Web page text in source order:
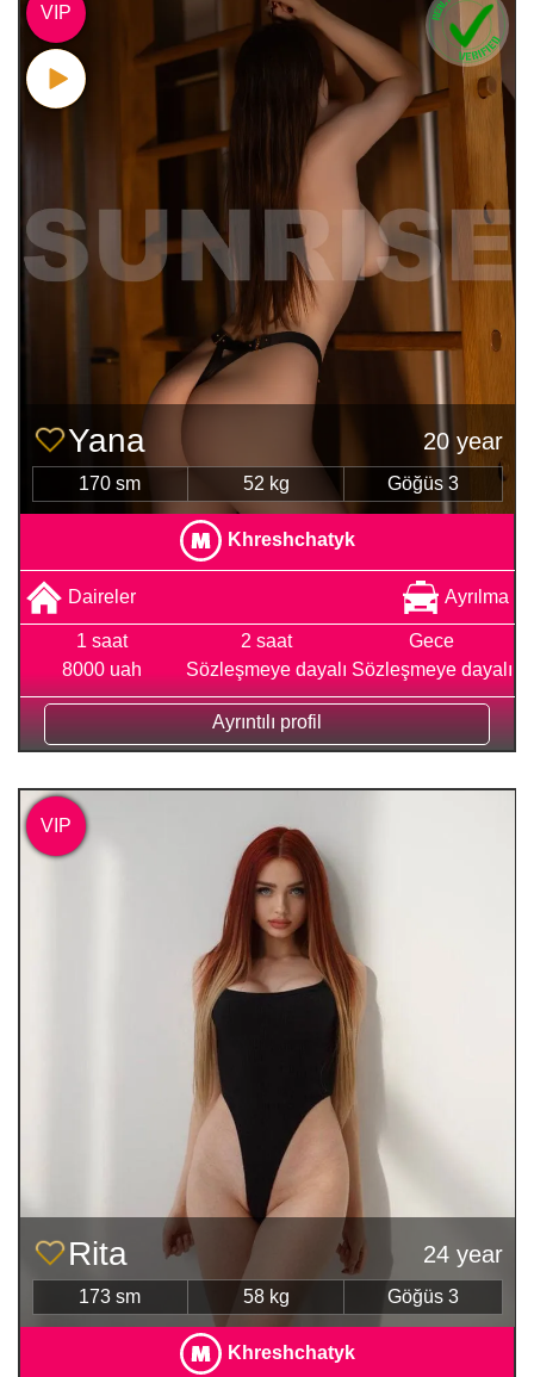
Yana 20 year
170 sm 52 kg Göğüs 3
Khreshchatyk
Daireler Ayrılma
1 saat
8000 uah
2 saat
Sözleşmeye dayalı
Gece
Sözleşmeye dayalı
Ayrıntılı profil
VIP
Rita 24 year
173 sm 58 kg Göğüs 3
Khreshchatyk
VIP